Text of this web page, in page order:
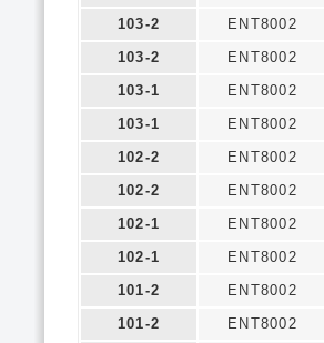
103-2
ENT8002
103-2
ENT8002
103-1
ENT8002
103-1
ENT8002
102-2
ENT8002
102-2
ENT8002
102-1
ENT8002
102-1
ENT8002
101-2
ENT8002
101-2
ENT8002